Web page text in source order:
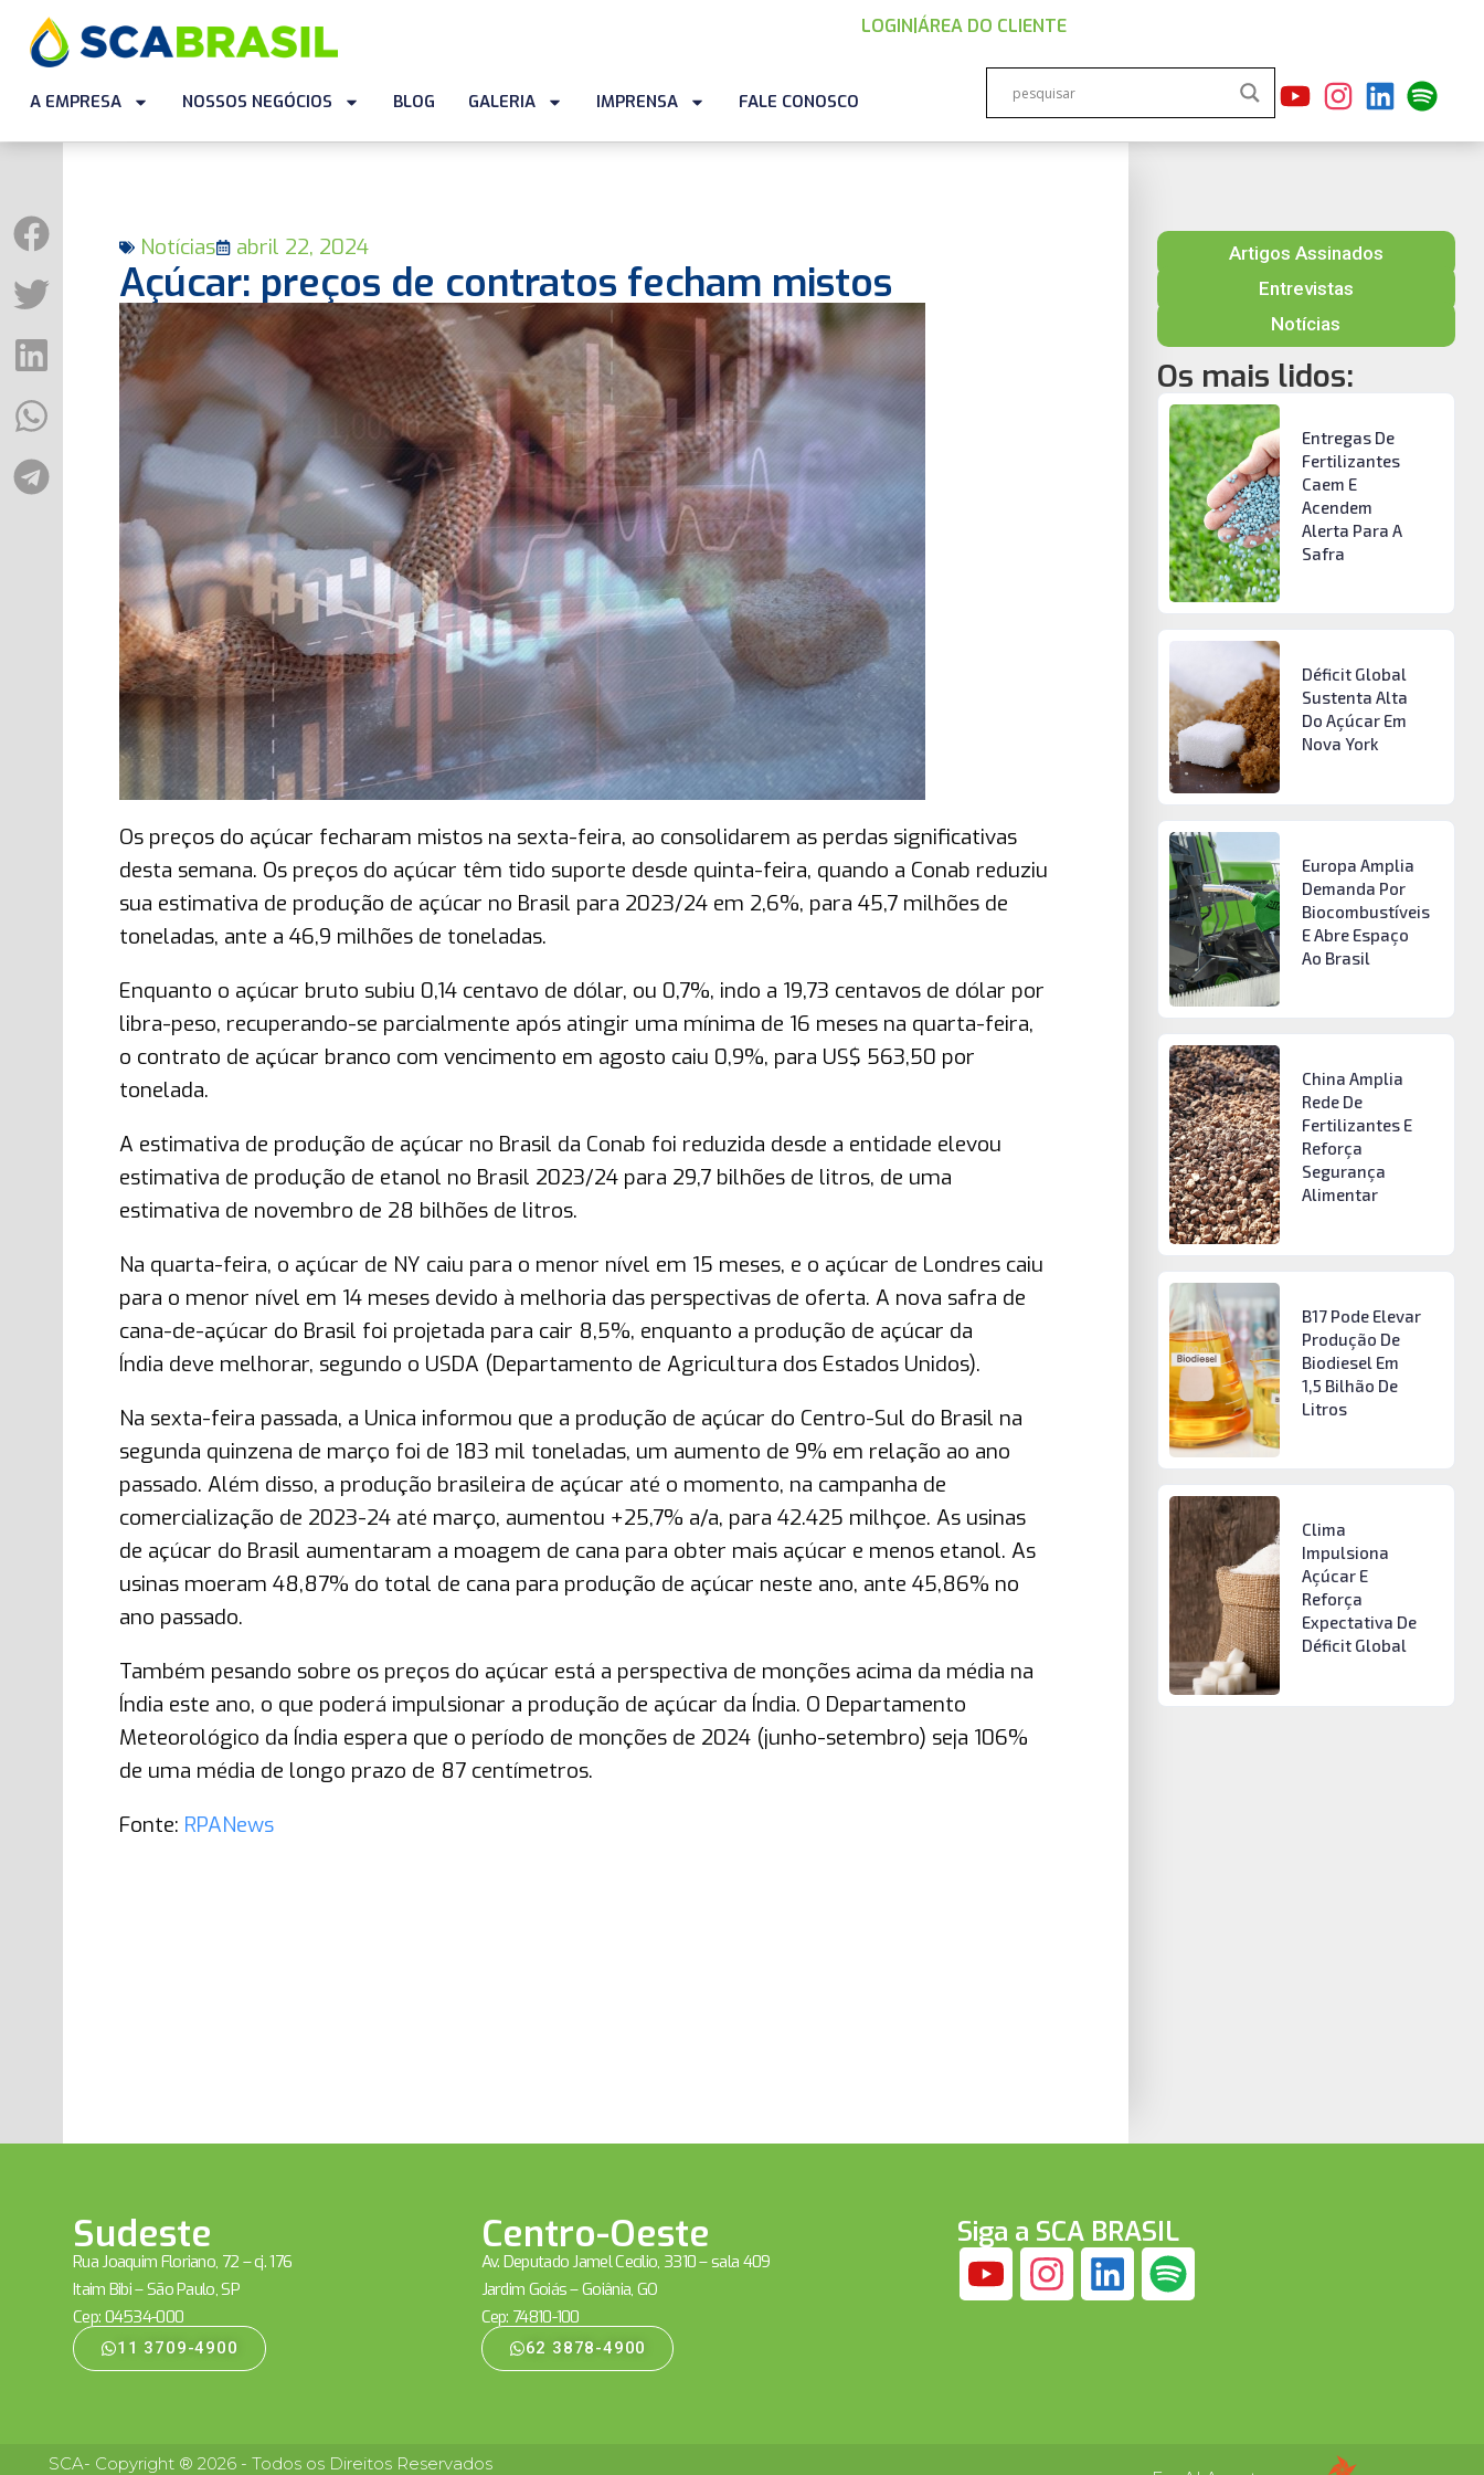
LOGIN |ÁREA DO CLIENTE
A EMPRESA NOSSOS NEGÓCIOS BLOG GALERIA IMPRENSA FALE CONOSCO
Notícias abril 22, 2024
Açúcar: preços de contratos fecham mistos
Os preços do açúcar fecharam mistos na sexta-feira, ao consolidarem as perdas significativas
desta semana. Os preços do açúcar têm tido suporte desde quinta-feira, quando a Conab reduziu
sua estimativa de produção de açúcar no Brasil para 2023/24 em 2,6%, para 45,7 milhões de
toneladas, ante a 46,9 milhões de toneladas.
Enquanto o açúcar bruto subiu 0,14 centavo de dólar, ou 0,7%, indo a 19,73 centavos de dólar por
libra-peso, recuperando-se parcialmente após atingir uma mínima de 16 meses na quarta-feira,
o contrato de açúcar branco com vencimento em agosto caiu 0,9%, para US$ 563,50 por
tonelada.
A estimativa de produção de açúcar no Brasil da Conab foi reduzida desde a entidade elevou
estimativa de produção de etanol no Brasil 2023/24 para 29,7 bilhões de litros, de uma
estimativa de novembro de 28 bilhões de litros.
Na quarta-feira, o açúcar de NY caiu para o menor nível em 15 meses, e o açúcar de Londres caiu
para o menor nível em 14 meses devido à melhoria das perspectivas de oferta. A nova safra de
cana-de-açúcar do Brasil foi projetada para cair 8,5%, enquanto a produção de açúcar da
Índia deve melhorar, segundo o USDA (Departamento de Agricultura dos Estados Unidos).
Na sexta-feira passada, a Unica informou que a produção de açúcar do Centro-Sul do Brasil na
segunda quinzena de março foi de 183 mil toneladas, um aumento de 9% em relação ao ano
passado. Além disso, a produção brasileira de açúcar até o momento, na campanha de
comercialização de 2023-24 até março, aumentou +25,7% a/a, para 42.425 milhçoe. As usinas
de açúcar do Brasil aumentaram a moagem de cana para obter mais açúcar e menos etanol. As
usinas moeram 48,87% do total de cana para produção de açúcar neste ano, ante 45,86% no
ano passado.
Também pesando sobre os preços do açúcar está a perspectiva de monções acima da média na
Índia este ano, o que poderá impulsionar a produção de açúcar da Índia. O Departamento
Meteorológico da Índia espera que o período de monções de 2024 (junho-setembro) seja 106%
de uma média de longo prazo de 87 centímetros.
Fonte: RPANews
Artigos Assinados
Entrevistas
Notícias
Os mais lidos:
Entregas De
Fertilizantes
Caem E
Acendem
Alerta Para A
Safra
Déficit Global
Sustenta Alta
Do Açúcar Em
Nova York
Europa Amplia
Demanda Por
Biocombustíveis
E Abre Espaço
Ao Brasil
China Amplia
Rede De
Fertilizantes E
Reforça
Segurança
Alimentar
B17 Pode Elevar
Produção De
Biodiesel Em
1,5 Bilhão De
Litros
Clima
Impulsiona
Açúcar E
Reforça
Expectativa De
Déficit Global
Sudeste
Rua Joaquim Floriano, 72 – cj. 176
Itaim Bibi – São Paulo, SP
Cep: 04534-000
11 3709-4900
Centro-Oeste
Av. Deputado Jamel Cecílio, 3310 – sala 409
Jardim Goiás – Goiânia, GO
Cep: 74810-100
62 3878-4900
Siga a SCA BRASIL
SCA- Copyright ® 2026 - Todos os Direitos Reservados